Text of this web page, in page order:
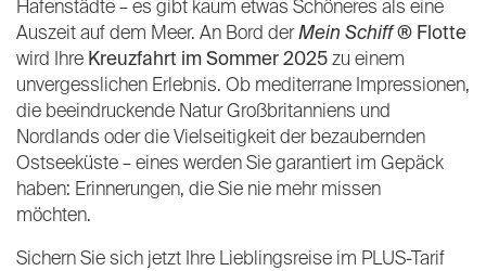
Hafenstädte – es gibt kaum etwas Schöneres als eine
Auszeit auf dem Meer. An Bord derMein Schiff® Flotte
wird Ihre Kreuzfahrt im Sommer 2025 zu einem
unvergesslichen Erlebnis. Ob mediterrane Impressionen,
die beeindruckende Natur Großbritanniens und
Nordlands oder die Vielseitigkeit der bezaubernden
Ostseeküste – eines werden Sie garantiert im Gepäck
haben: Erinnerungen, die Sie nie mehr missen
möchten.
Sichern Sie sich jetzt Ihre Lieblingsreise im PLUS-Tarif